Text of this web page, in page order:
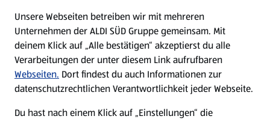
Nachhaltigkeit
Karriere
Presse
Unsere Webseiten betreiben wir mit mehreren
Unternehmen der ALDI SÜD Gruppe gemeinsam. Mit
deinem Klick auf „Alle bestätigen“ akzeptierst du alle
Verarbeitungen der unter diesem Link aufrufbaren
Webseiten. Dort findest du auch Informationen zur
datenschutzrechtlichen Verantwortlichkeit jeder Webseite.
Du hast nach einem Klick auf „Einstellungen“ die